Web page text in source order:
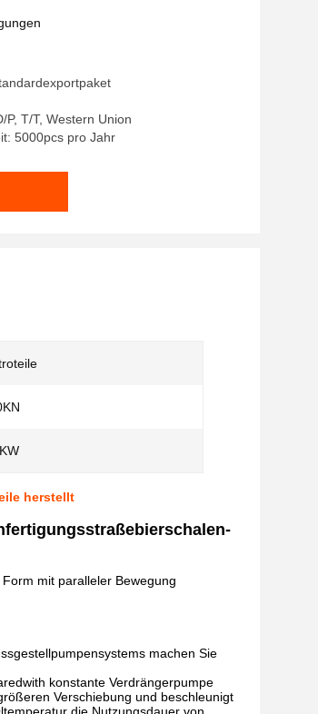
T/T, Western Union
5000pcs pro Jahr
herstellt
mit paralleler Bewegung
machen Sie
konstante Verdrängerpumpe
Verschiebung und beschleunigt